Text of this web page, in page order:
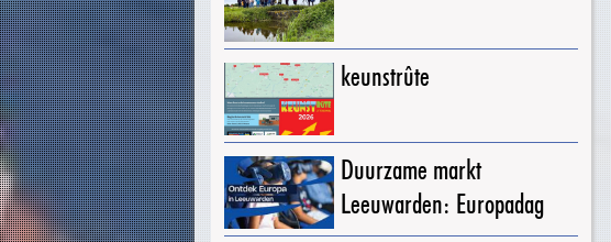
keunstrûte
Duurzame markt
Leeuwarden: Europadag